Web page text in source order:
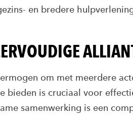
en bredere
om met meerdere
bieden is cruciaal voor
samenwerking is een